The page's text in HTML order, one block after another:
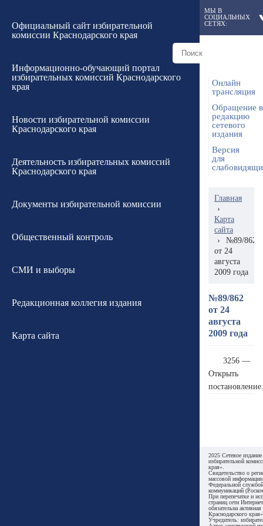
Официальный сайт избирательной
комиссии Краснодарского края
Информационно-обучающий портал
избирательных комиссий Краснодарского
края
Новости избирательной комиссии
Краснодарского края
Деятельность избирательных комиссий
Краснодарского края
Документы избирательной комиссии
Общественный контроль
СМИ и выборы
Редакционная коллегия издания
Карта сайта
МЫ В
СОЦИАЛЬНЫХ
СЕТЯХ:
Онлайн
трансляция
Обращение в
редакцию
сетевого
издания
Версия
для
Главная
›
Карта
сайта
›
№89/862
от 24
августа
2009 года
№89/862
от 24
августа
2009 года
3256 —
Открыть
2025 Сетевое
избирательной
края».
Свидетельство о
массовой
Федеральной
коммуникаций
При перепечатке и
страниц сети Интернет
обязательна
Краснодарского
Учредитель: